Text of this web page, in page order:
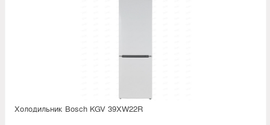
Холодильник Bosсh KGV 39XW22R